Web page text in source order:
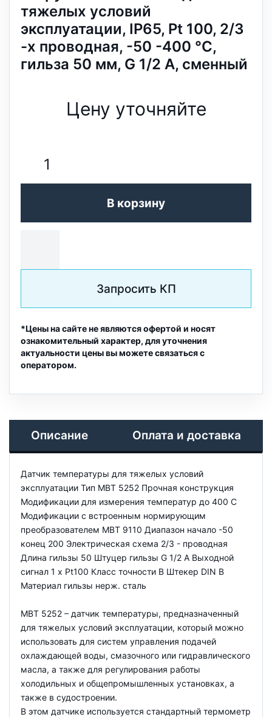
тяжелых условий
эксплуатации, IP65, Pt 100, 2/3
-х проводная, -50 -400 °C,
гильза 50 мм, G 1/2 А, сменный
Цену уточняйте
В корзину
Запросить КП
*Цены на сайте не являются офертой и носят
ознакомительный характер, для уточнения
актуальности цены вы можете связаться с
оператором.
Описание Оплата и доставка
Датчик температуры для тяжелых условий
эксплуатации Тип MBT 5252 Прочная конструкция
Модификации для измерения температур до 400 С
Модификации с встроенным нормирующим
преобразователем MBT 9110 Диапазон начало -50
конец 200 Электрическая схема 2/3 - проводная
Длина гильзы 50 Штуцер гильзы G 1/2 A Выходной
сигнал 1 x Pt100 Класс точности B Штекер DIN B
Материал гильзы нерж. сталь
MBT 5252 – датчик температуры, предназначенный
для тяжелых условий эксплуатации, который можно
использовать для систем управления подачей
охлаждающей воды, смазочного или гидравлического
масла, а также для регулирования работы
холодильных и общепромышленных установках, а
также в судостроении.
В этом датчике используется стандартный термометр